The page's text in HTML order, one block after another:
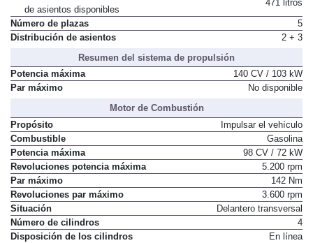
de asientos disponibles
471 litros
Número de plazas
5
Distribución de asientos
2 + 3
Resumen del sistema de propulsión
Potencia máxima
140 CV / 103 kW
Par máximo
No disponible
Motor de Combustión
Propósito
Impulsar el vehículo
Combustible
Gasolina
Potencia máxima
98 CV / 72 kW
Revoluciones potencia máxima
5.200 rpm
Par máximo
142 Nm
Revoluciones par máximo
3.600 rpm
Situación
Delantero transversal
Número de cilindros
4
Disposición de los cilindros
En línea